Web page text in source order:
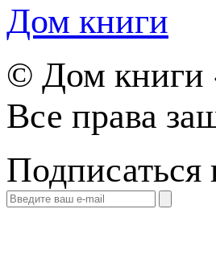
Дом книги
© Дом книги
Все права
Подписаться